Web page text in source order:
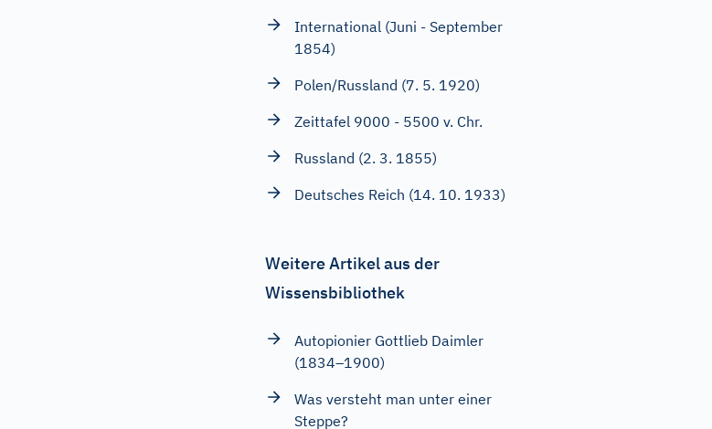
International (Juni - September
1854)
Polen/Russland (7. 5. 1920)
Zeittafel 9000 - 5500 v. Chr.
Russland (2. 3. 1855)
Deutsches Reich (14. 10. 1933)
Weitere Artikel aus der
Wissensbibliothek
Autopionier Gottlieb Daimler
(1834–1900)
Was versteht man unter einer
Steppe?